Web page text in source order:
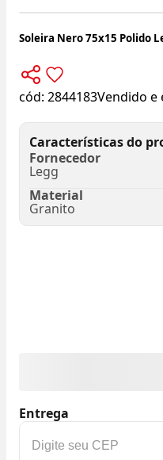
Soleira Nero 75x15 Polido
cód: 2844183Vendido e
Características do
Fornecedor
Legg
Material
Granito
Entrega